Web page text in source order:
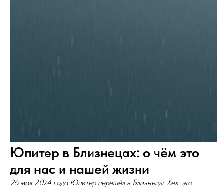
Юпитер в Близнецах: о чём это
для нас и нашей жизни
26 мая 2024 года Юпитер перешёл в Близнецы. Хех, это